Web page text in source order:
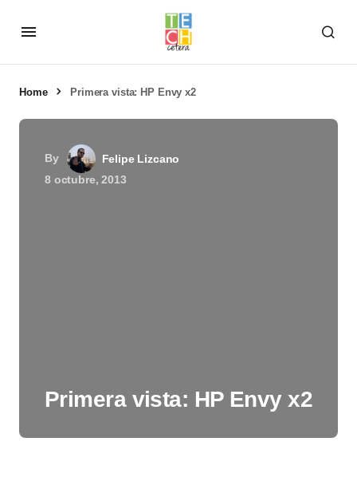
Home Primera vista: HP Envy x2
By
Felipe Lizcano
8 octubre, 2013
Primera vista: HP Envy x2